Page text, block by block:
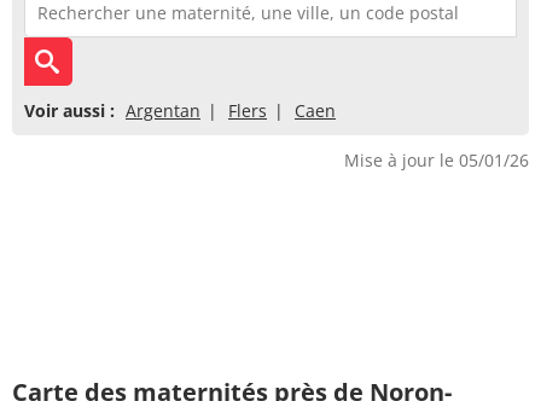
Voir aussi : Argentan Flers Caen
Mise à jour le 05/01/26
Carte des maternités près de Noron-